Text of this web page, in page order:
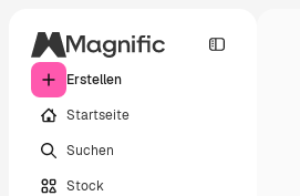
Erstellen
Startseite
Suchen
Stock